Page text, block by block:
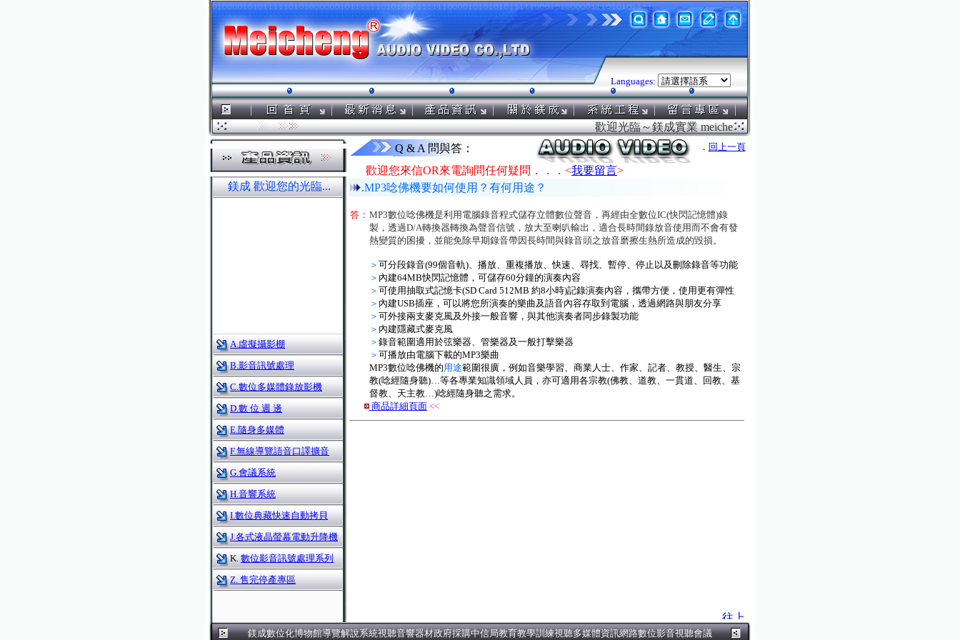
Languages:
歡迎光臨～鎂成實業 meicheng.com.tw ．．．鎂成電腦液晶螢幕電動升
． 回上一頁
Q & A 問與答：
歡迎您來信OR來電詢問任何疑問．．．<我要留言
.MP3唸佛機要如何使用？有何用途？
答： MP3數位唸佛機是利用電腦錄音程式儲存立體數位聲音，再經由全數位IC(快閃記憶體)錄
製，透過D/A轉換器轉換為聲音信號，放大至喇叭輸出，適合長時間錄放音使用而不會有發
熱變質的困擾，並能免除早期錄音帶因長時間與錄音頭之放音磨擦生熱所造成的毀損。
＞ 可分段錄音(99個音軌)、播放、重複播放、快速、尋找、暫停、停止以及刪除錄音等功能
＞ 內建64MB快閃記憶體，可儲存60分鐘的演奏內容
＞ 可使用抽取式記憶卡(SD Card 512MB 約8小時)記錄演奏內容，攜帶方便，使用更有彈性
＞ 內建USB插座，可以將您所演奏的樂曲及語音內容存取到電腦，透過網路與朋友分享
＞ 可外接兩支麥克風及外接一般音響，與其他演奏者同步錄製功能
＞ 內建隱藏式麥克風
＞ 錄音範圍適用於弦樂器、管樂器及一般打擊樂器
＞ 可播放由電腦下載的MP3樂曲
MP3數位唸佛機的用途範圍很廣，例如音樂學習、商業人士、作家、記者、教授、醫生、宗
教(唸經隨身聽)…等各專業知識領域人員，亦可適用各宗教(佛教、道教、一貫道、回教、基
督教、天主教…)唸經隨身聽之需求。
商品詳細頁面 <<
鎂成 歡迎您的光臨...
A.虛擬攝影棚
B.影音訊號處理
C.數位多媒體錄放影機
D.數 位 週 邊
E.隨身多媒體
F.無線導覽語音口譯擴音
G.會議系統
H.音響系統
I.數位典藏快速自動拷貝
J.各式液晶螢幕電動升降機
K.數位影音訊號處理系列
Z. 售完停產專區
鎂成數位化博物館導覽解說系統視聽音響器材政府採購中信局教育教學訓練視聽多媒體資訊網路數位影音視聽會議